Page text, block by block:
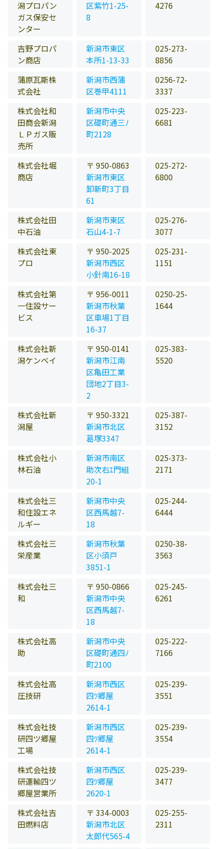
潟プロパン
ガス保安セ
ンター
区紫竹1-25-
8
4276
吉野プロパ
ン商店
新潟市東区
本所1-13-33
025-273-
8856
蒲原瓦斯株
式会社
新潟市西蒲
区巻甲4111
0256-72-
3337
株式会社和
田商会新潟
ＬＰガス販
売所
新潟市中央
区礎町通三ﾉ
町2128
025-223-
6681
株式会社堀
商店
〒 950-0863
新潟市東区
卸新町3丁目
61
025-272-
6800
株式会社田
中石油
新潟市東区
石山4-1-7
025-276-
3077
株式会社東
プロ
〒 950-2025
新潟市西区
小針南16-18
025-231-
1151
株式会社第
一住設サー
ビス
〒 956-0011
新潟市秋葉
区車場1丁目
16-37
0250-25-
1644
株式会社新
潟ケンベイ
〒 950-0141
新潟市江南
区亀田工業
団地2丁目3-
2
025-383-
5520
株式会社新
潟屋
〒 950-3321
新潟市北区
葛塚3347
025-387-
3152
株式会社小
林石油
新潟市南区
助次右ｴ門組
20-1
025-373-
2171
株式会社三
和住設エネ
ルギー
新潟市中央
区西馬越7-
18
025-244-
6444
株式会社三
栄産業
新潟市秋葉
区小須戸
3851-1
0250-38-
3563
株式会社三
和
〒 950-0866
新潟市中央
区西馬越7-
18
025-245-
6261
株式会社高
助
新潟市中央
区礎町通四ﾉ
町2100
025-222-
7166
株式会社高
圧技研
新潟市西区
四ﾂ郷屋
2614-1
025-239-
3551
株式会社技
研四ツ郷屋
工場
新潟市西区
四ﾂ郷屋
2614-1
025-239-
3554
株式会社技
研運輸四ツ
郷屋営業所
新潟市西区
四ﾂ郷屋
2620-1
025-239-
3477
株式会社吉
田燃料店
〒 334-0003
新潟市北区
太郎代565-4
025-255-
2311